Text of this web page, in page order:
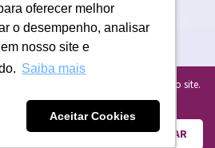
oferecer melhor
o desempenho, analisar
nosso site e
Saiba mais
Aceitar Cookies
. Todos os direitos reservados
e melhorar sua experiência em nosso site.
com o uso de cookies. Para mais
de Privacidade atualizada.
ENTENDI E FECHAR